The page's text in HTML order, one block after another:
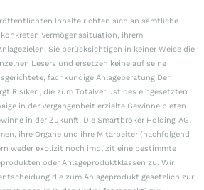
Inhalte richten sich an sämtliche
Vermögenssituation, ihrem
Sie berücksichtigen in keiner Weise die
Lesers und ersetzen keine auf seine
fachkundige Anlageberatung.Der
Risiken, die zum Totalverlust des eingesetzten
in der Vergangenheit erzielte Gewinne bieten
in der Zukunft. Die Smartbroker Holding AG,
ihre Organe und ihre Mitarbeiter (nachfolgend
weder explizit noch implizit eine bestimmte
oder Anlageproduktklassen zu. Wir
die zum Anlageprodukt gesetzlich zur